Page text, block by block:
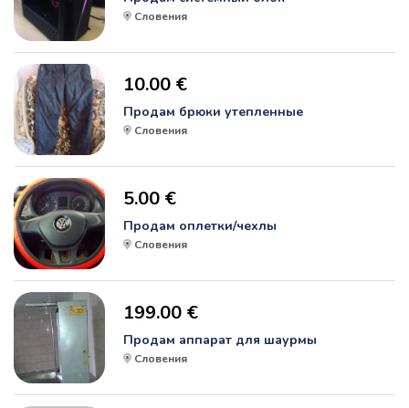
Словения
10.00 €
Продам брюки утепленные
Словения
5.00 €
Продам оплетки/чехлы
Словения
199.00 €
Продам аппарат для шаурмы
Словения